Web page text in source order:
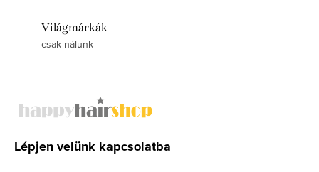
Világmárkák
csak nálunk
Lépjen velünk kapcsolatba